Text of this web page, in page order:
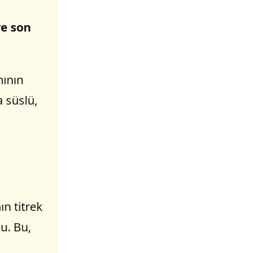
son
süslü,
titrek
Bu,